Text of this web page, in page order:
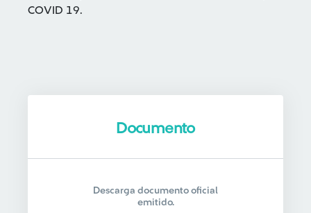
COVID 19.
Documento
Descarga documento oficial
emitido.